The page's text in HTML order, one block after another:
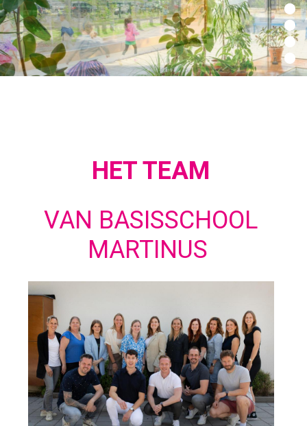
HET TEAM
VAN BASISSCHOOL
MARTINUS